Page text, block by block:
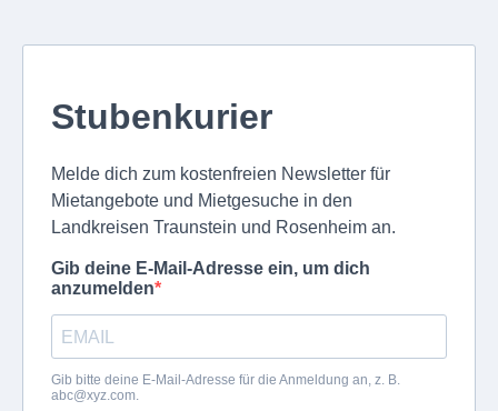
Stubenkurier
Melde dich zum kostenfreien Newsletter für
Mietangebote und Mietgesuche in den
Landkreisen Traunstein und Rosenheim an.
Gib deine E-Mail-Adresse ein, um dich
anzumelden
Gib bitte deine E-Mail-Adresse für die Anmeldung an, z. B.
abc@xyz.com.